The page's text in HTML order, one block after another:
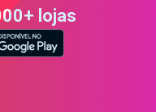
lojas